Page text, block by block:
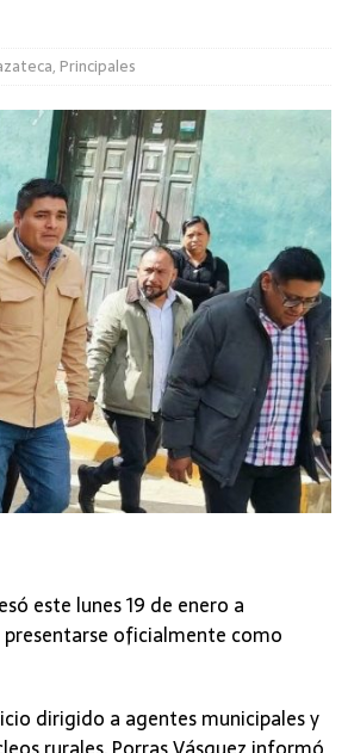
, Principales
este lunes 19 de enero a
oficialmente como
dirigido a agentes municipales y